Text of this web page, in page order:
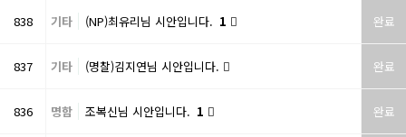
838 기타 (NP)최유리님 시안입니다. 1 완료
837 기타 (명찰)김지연님 시안입니다. 완료
836 명함 조복신님 시안입니다. 1 완료